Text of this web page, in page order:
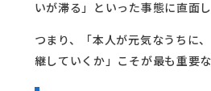
いが滞る」といった事態に直面し
つまり、「本人が元気なうちに
継していくか」こそが最も重要な